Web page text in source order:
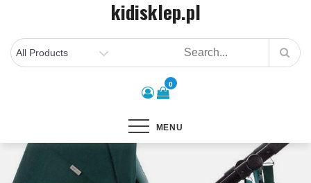
content
kidisklep.pl
0
MENU